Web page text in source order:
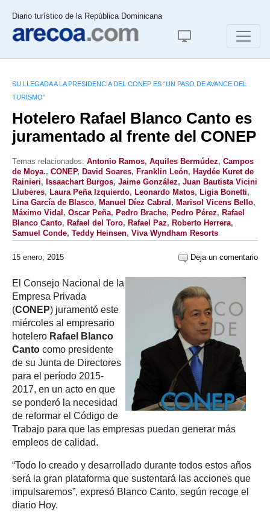
Diario turístico de la República Dominicana
SU LLEGADA A LA PRESIDENCIA DEL CONEP ES “UN PASO DE AVANCE DEL
TURISMO”
Hotelero Rafael Blanco Canto es
juramentado al frente del CONEP
Temas relacionados: Antonio Ramos, Aquiles Bermúdez, Campos
de Moya., CONEP, David Soares, Franklin León, Haydée Kuret de
Rainieri, Issaachart Burgos, Jaime González, Juan Bautista Vicini
Lluberes, Laura Peña Izquierdo, Leonardo Matos, Ligia Bonetti,
Lina García de Blasco, Manuel Díez Cabral , Marisol Vicens Bello,
Máximo Vidal , Oscar Peña, Pedro Brache, Pedro Pérez, Rafael
Blanco Canto, Rafael del Toro, Rafael Paz, Roberto Herrera,
Samuel Conde, Teddy Heinsen, Viva Wyndham Resorts
15 enero, 2015 Deja un comentario
El Consejo Nacional de la
Empresa Privada
(CONEP) juramentó este
miércoles al empresario
hotelero Rafael Blanco
Canto como presidente
de su Junta de Directores
para el período 2015-
2017, en un acto en que
se ponderó la necesidad
de reformar el Código de
Trabajo para que las empresas puedan generar más
empleos de calidad.
“Todo lo creado y desarrollado durante todos estos años
será la gran plataforma que sustentará las acciones que
impulsaremos”, expresó Blanco Canto, según recoge el
diario Hoy.